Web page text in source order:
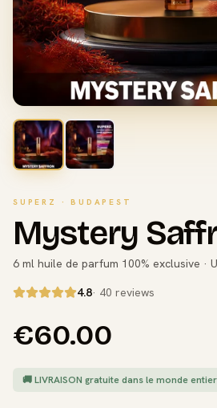
SUPERZ · BUDAPEST
Mystery
6 ml huile de parfum 100% exclusive ·
4.8· 40 reviews
€60.00
🚚 LIVRAISON gratuite dans le monde